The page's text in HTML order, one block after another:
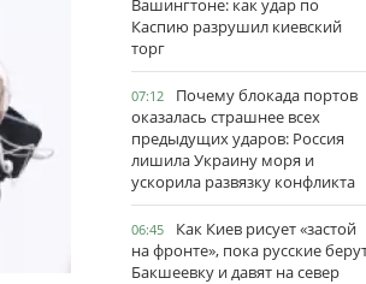
Вашингтоне: как удар по
Каспию разрушил киевский
торг
07:12
Почему блокада портов
оказалась страшнее всех
предыдущих ударов: Россия
лишила Украину моря и
ускорила развязку конфликта
06:45
Как Киев рисует «застой
на фронте», пока русские
Бакшеевку и давят на север